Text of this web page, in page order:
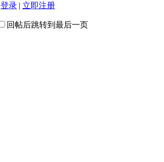
登录 | 立即注册
回帖后跳转到最后一页